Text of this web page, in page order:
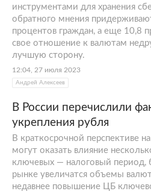
инструментами для хранения
обратного мнения
процентов граждан, а еще 10,8
свое отношение к валютам
лучшую сторону.
12:04, 27 июля 2023
Андрей Алексеев
В России перечислили
укрепления рубля
В краткосрочной перспективе
могут оказать влияние
ключевых — налоговый период,
рынке увеличатся объемы
недавнее повышение ЦБ